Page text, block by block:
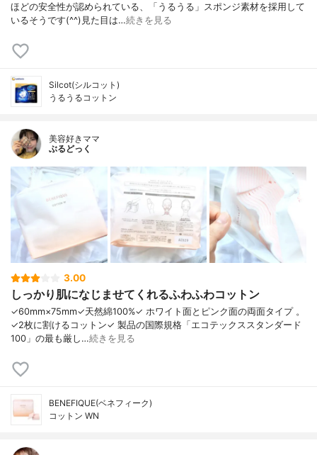
ほどの安全性が認められている、「うるうる」スポンジ素材を採用して
いるそうです(^^)見た目は…続きを見る
Silcot(シルコット)
うるうるコットン
美容好きママ
ぶるどっく
3.00
しっかり肌になじませてくれるふわふわコットン
✓60mm×75mm✓天然綿100%✓ ホワイト面とピンク面の両面タイプ 。
✓2枚に割けるコットン✓ 製品の国際規格「エコテックススタンダード
100」の最も厳し…続きを見る
BENEFIQUE(ベネフィーク)
コットン WN